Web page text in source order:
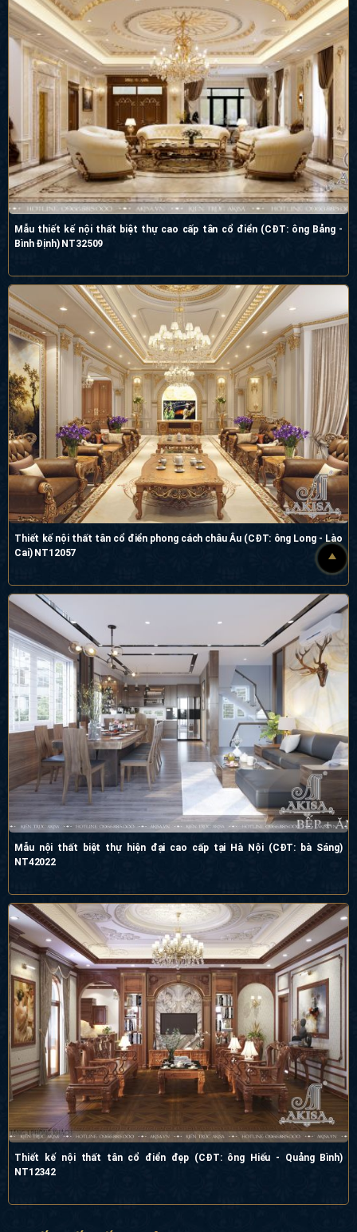
Mẫu thiết kế nội thất biệt thự cao cấp tân cổ điển (CĐT: ông Bảng -
Bình Định) NT32509
Thiết kế nội thất tân cổ điển phong cách châu Âu (CĐT: ông Long - Lào
Cai) NT12057
Mẫu nội thất biệt thự hiện đại cao cấp tại Hà Nội (CĐT: bà Sáng)
NT42022
Thiết kế nội thất tân cổ điển đẹp (CĐT: ông Hiếu - Quảng Bình)
NT12342